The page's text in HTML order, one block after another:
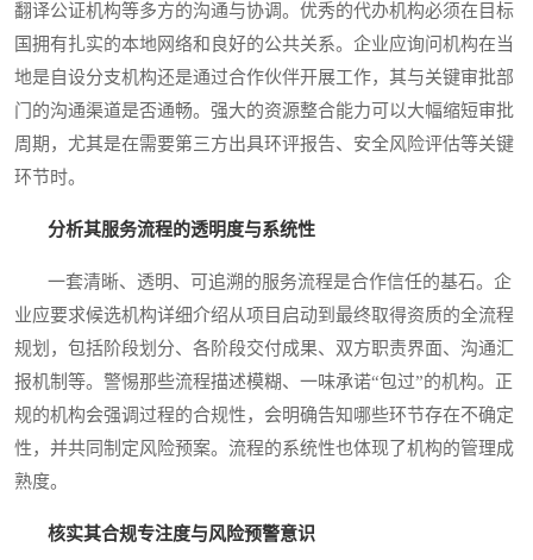
翻译公证机构等多方的沟通与协调。优秀的代办机构必须在目标
国拥有扎实的本地网络和良好的公共关系。企业应询问机构在当
地是自设分支机构还是通过合作伙伴开展工作，其与关键审批部
门的沟通渠道是否通畅。强大的资源整合能力可以大幅缩短审批
周期，尤其是在需要第三方出具环评报告、安全风险评估等关键
环节时。
分析其服务流程的透明度与系统性
一套清晰、透明、可追溯的服务流程是合作信任的基石。企
业应要求候选机构详细介绍从项目启动到最终取得资质的全流程
规划，包括阶段划分、各阶段交付成果、双方职责界面、沟通汇
报机制等。警惕那些流程描述模糊、一味承诺“包过”的机构。正
规的机构会强调过程的合规性，会明确告知哪些环节存在不确定
性，并共同制定风险预案。流程的系统性也体现了机构的管理成
熟度。
核实其合规专注度与风险预警意识